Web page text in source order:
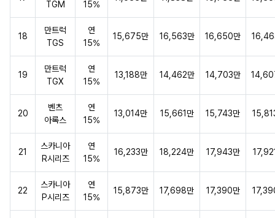
TGM
15%
18
만트럭
TGS
연
15%
15,675만 16,563만 16,650만
19
만트럭
TGX
연
15%
13,188만 14,462만 14,703만
20
벤츠
아록스
연
15%
13,014만 15,661만 15,743만
21
스카니아
R시리즈
연
15%
16,233만 18,224만 17,943만
22
스카니아
P시리즈
연
15%
15,873만 17,698만 17,390만